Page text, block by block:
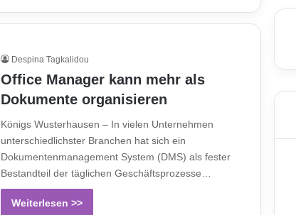
Despina Tagkalidou
Office Manager kann mehr als
Dokumente organisieren
Königs Wusterhausen – In vielen Unternehmen
unterschiedlichster Branchen hat sich ein
Dokumentenmanagement System (DMS) als fester
Bestandteil der täglichen Geschäftsprozesse…
Weiterlesen >>